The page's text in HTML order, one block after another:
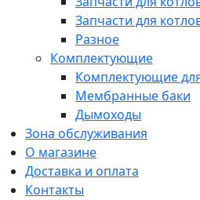
Запчасти для
Разное
Комплектующие
Комплектующие
Мембранные баки
Дымоходы
Зона обслуживания
О магазине
Доставка и оплата
Контакты